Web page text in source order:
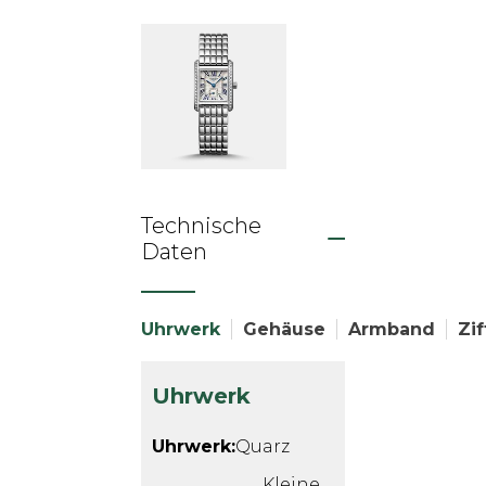
Technische
Daten
Uhrwerk Gehäuse Armband
Uhrwerk
Uhrwerk:Quarz